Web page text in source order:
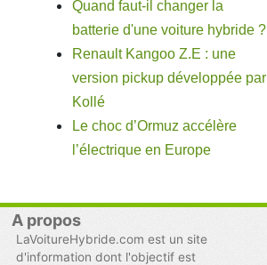
Quand faut-il changer la
batterie d'une voiture hybride ?
Renault Kangoo Z.E : une
version pickup développée par
Kollé
Le choc d’Ormuz accélère
l’électrique en Europe
A propos
LaVoitureHybride.com est un site
d'information dont l'objectif est